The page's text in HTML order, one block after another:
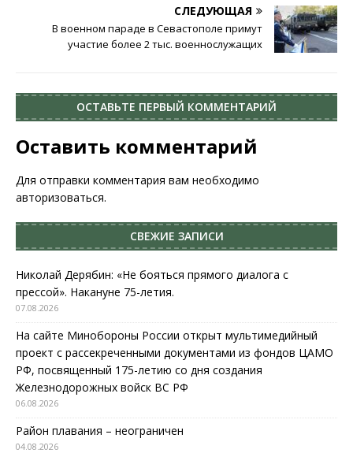
СЛЕДУЮЩАЯ
В военном параде в Севастополе примут
участие более 2 тыс. военнослужащих
ОСТАВЬТЕ ПЕРВЫЙ КОММЕНТАРИЙ
Оставить комментарий
Для отправки комментария вам необходимо
авторизоваться.
СВЕЖИЕ ЗАПИСИ
Николай Дерябин: «Не бояться прямого диалога с
прессой». Накануне 75-летия.
07.08.2026
На сайте Минобороны России открыт мультимедийный
проект с рассекреченными документами из фондов ЦАМО
РФ, посвященный 175-летию со дня создания
Железнодорожных войск ВС РФ
06.08.2026
Район плавания – неограничен
04.08.2026